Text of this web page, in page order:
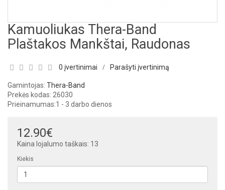
Kamuoliukas Thera-Band
Plaštakos Mankštai, Raudonas
0 įvertinimai / Parašyti įvertinimą
Gamintojas: Thera-Band
Prekės kodas: 26030
Prieinamumas:1 - 3 darbo dienos
12.90€
Kaina lojalumo taškais: 13
Kiekis